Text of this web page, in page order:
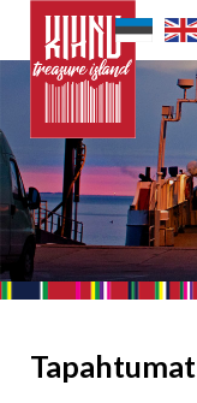
Tapahtumat